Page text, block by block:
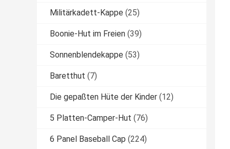
Militärkadett-Kappe (25)
Boonie-Hut im Freien (39)
Sonnenblendekappe (53)
Baretthut (7)
Die gepaßten Hüte der Kinder (12)
5 Platten-Camper-Hut (76)
6 Panel Baseball Cap (224)